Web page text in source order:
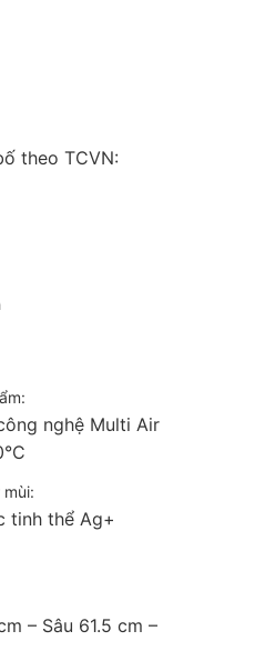
theo TCVN:
nghệ Multi Air
tinh thể Ag+
– Sâu 61.5 cm –